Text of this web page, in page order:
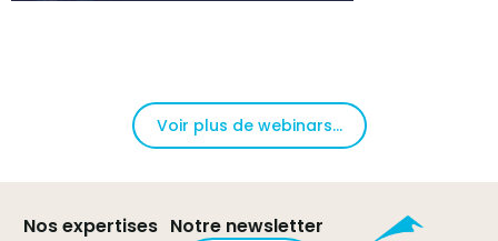
Voir plus de webinars...
Nos expertises Notre newsletter